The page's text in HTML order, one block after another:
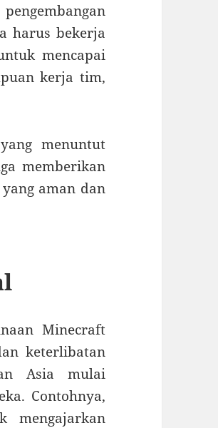
harus bekerja
mencapai
kerja tim,
menuntut
memberikan
aman dan
Minecraft
keterlibatan
Asia mulai
Contohnya,
mengajarkan